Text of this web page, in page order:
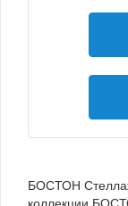
БОСТОН
коллекции